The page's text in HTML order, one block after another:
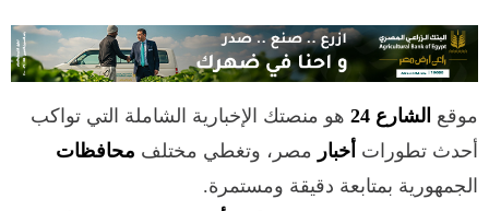
موقع الشارع 24
هو منصتك الإخبارية الشاملة التي تواكب
أحدث تطورات أخبار مصر، وتغطي مختلف محافظات
الجمهورية بمتابعة دقيقة ومستمرة.